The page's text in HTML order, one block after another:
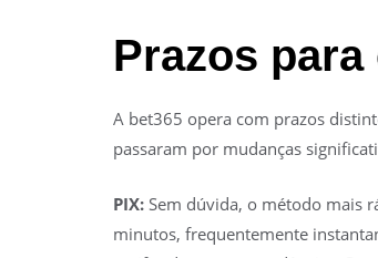
Prazos
A bet365 opera com prazos
passaram por mudanças
PIX: Sem dúvida, o método mais
minutos, frequentemente